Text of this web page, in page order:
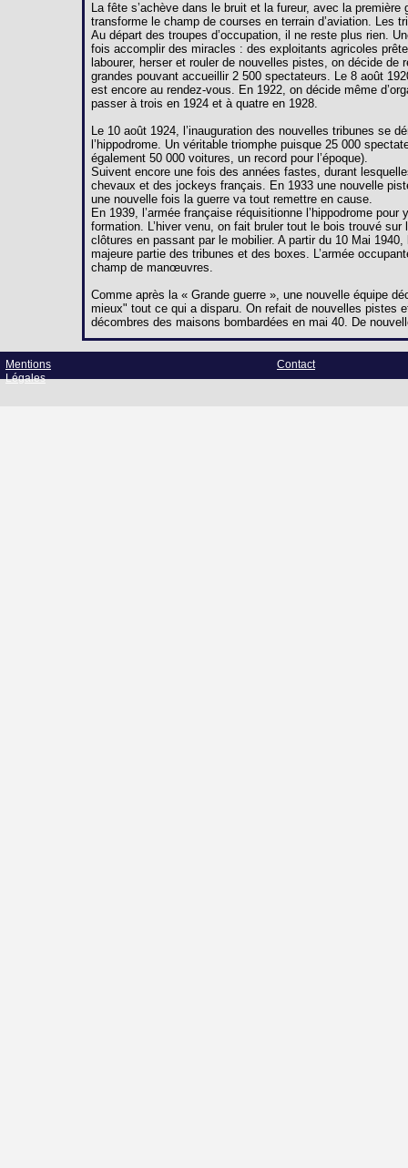
La fête s’achève dans le bruit et la fureur, avec la première
transforme le champ de courses en terrain d’aviation. Les
Au départ des troupes d’occupation, il ne reste plus rien.
fois accomplir des miracles : des exploitants agricoles
labourer, herser et rouler de nouvelles pistes, on décide de
grandes pouvant accueillir 2 500 spectateurs. Le 8 août
est encore au rendez-vous. En 1922, on décide même
passer à trois en 1924 et à quatre en 1928.
Le 10 août 1924, l’inauguration des nouvelles tribunes se
l’hippodrome. Un véritable triomphe puisque 25 000
également 50 000 voitures, un record pour l’époque).
Suivent encore une fois des années fastes, durant
chevaux et des jockeys français. En 1933 une nouvelle
une nouvelle fois la guerre va tout remettre en cause.
En 1939, l’armée française réquisitionne l’hippodrome
formation. L’hiver venu, on fait bruler tout le bois trouvé
clôtures en passant par le mobilier. A partir du 10 Mai
majeure partie des tribunes et des boxes. L’armée
champ de manœuvres.
Comme après la « Grande guerre », une nouvelle équipe
mieux" tout ce qui a disparu. On refait de nouvelles pistes
décombres des maisons bombardées en mai 40. De
Mentions
Légales
Contact